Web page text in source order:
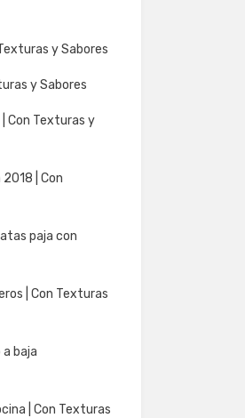
y Sabores
y Sabores
Con Texturas y
| Con
paja con
| Con Texturas
baja
| Con Texturas